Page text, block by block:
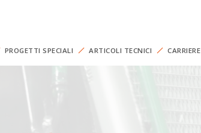
PROGETTI SPECIALI ARTICOLI TECNICI CARRIERE